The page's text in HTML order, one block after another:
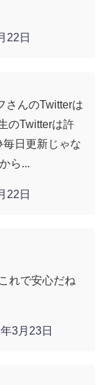
22日
んのTwitterは
のTwitterは許
日更新じゃな
ら...
22日
れで安心だね
3月23日